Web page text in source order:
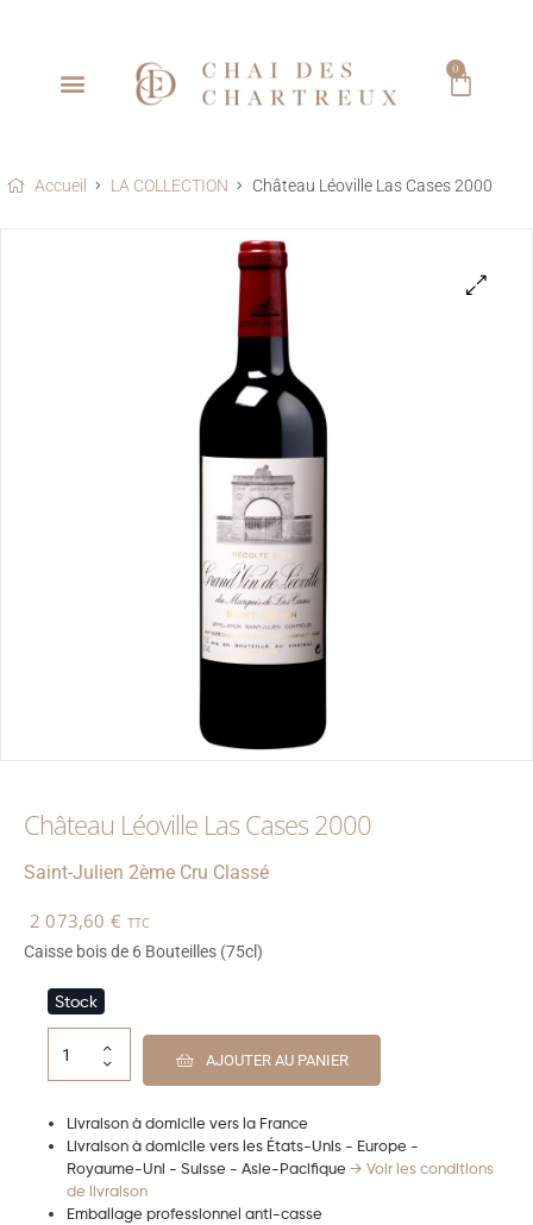
0
Accueil LA COLLECTION Château Léoville Las Cases 2000
Château Léoville Las Cases 2000
Saint-Julien 2ème Cru Classé
2 073,60 € TTC
Caisse bois de 6 Bouteilles (75cl)
Stock
AJOUTER AU PANIER
Livraison à domicile vers la France
Livraison à domicile vers les États-Unis - Europe -
Royaume-Uni - Suisse - Asie-Pacifique → Voir les conditions
de livraison
Emballage professionnel anti-casse